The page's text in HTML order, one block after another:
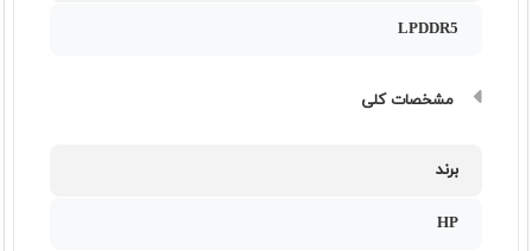
LPDDR5
مشخصات کلی
برند
HP